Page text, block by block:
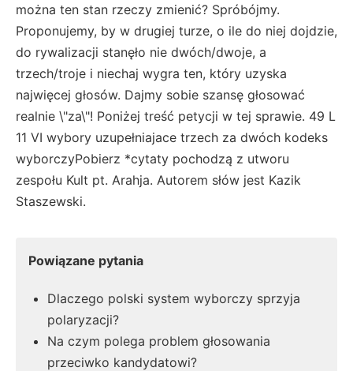
można ten stan rzeczy zmienić? Spróbójmy.
Proponujemy, by w drugiej turze, o ile do niej dojdzie,
do rywalizacji stanęło nie dwóch/dwoje, a
trzech/troje i niechaj wygra ten, który uzyska
najwięcej głosów. Dajmy sobie szansę głosować
realnie \"za\"! Poniżej treść petycji w tej sprawie. 49 L
11 VI wybory uzupełniajace trzech za dwóch kodeks
wyborczyPobierz *cytaty pochodzą z utworu
zespołu Kult pt. Arahja. Autorem słów jest Kazik
Staszewski.
Powiązane pytania
Dlaczego polski system wyborczy sprzyja
polaryzacji?
Na czym polega problem głosowania
przeciwko kandydatowi?